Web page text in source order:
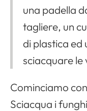
una padella
tagliere, un
di plastica ed
sciacquare le
Cominciamo
Sciacqua i